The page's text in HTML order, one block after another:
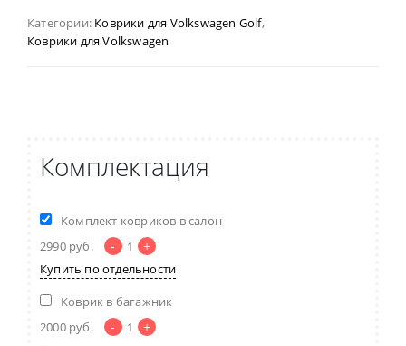
Категории: Коврики для Volkswagen Golf,
Коврики для Volkswagen
Комплектация
Комплект ковриков в салон
2990 руб. - 1 +
Купить по отдельности
Коврик в багажник
2000 руб. - 1 +